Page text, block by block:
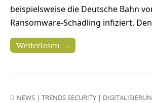
beispielsweise die Deutsche Bahn
Ransomware-Schädling infiziert.
Weiterlesen →
NEWS | TRENDS SECURITY |